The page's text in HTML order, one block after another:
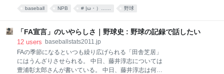
違う。MLBではNPBの先発投手の評価が極めて高いの
フィーが跳ね上がる。ダルビッシュ有で最高潮に達す
るが、MLB側は高騰を抑えるためにNPBと交渉し、ポ
スティング・フィー
のに選手たちは日本代表・侍ジャパンで「プレミア
12」とかいう国際大会に出るという。こんなものはワ
の国際試合は、五輪で復活させるだけで十分なんで
す。それもメジャーの主力が出てきて初めて成立す
る。それ以外は不要だ。メジャーが参加しない国際大
会に日本が一線級のプロを出す必要はない。 そもそも
そんな野球の何が面白いんだ。単に主催者がカネ儲け
baseball NPB # |ω・）…… 野球
「FA宣言」のいやらしさ｜野球史 : 野球の記録で話したい
12 users baseballstats2011.jp
FAの季節になるといつも繰り広げられる「田舎芝居」
にはうんざりさせられる。 中日、藤井淳志については
豊浦彰太郎さんが書いている。 中日、藤井淳志は何を